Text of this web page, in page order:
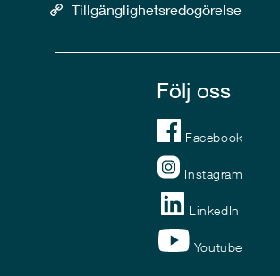
Tillgänglighetsredogörelse
Följ oss
Facebook
Instagram
LinkedIn
Youtube